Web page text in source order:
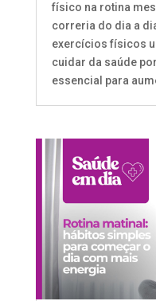
físico na rotina
correria do dia a
exercícios físicos
cuidar da saúde
essencial para